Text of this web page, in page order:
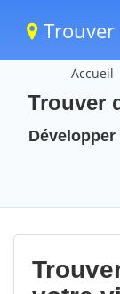
Accueil
Trouver